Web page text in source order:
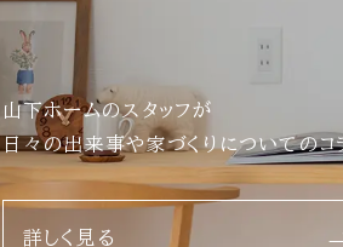
山下ホームのスタッフが
日々の出来事や家づくりについてのコ
詳しく見る